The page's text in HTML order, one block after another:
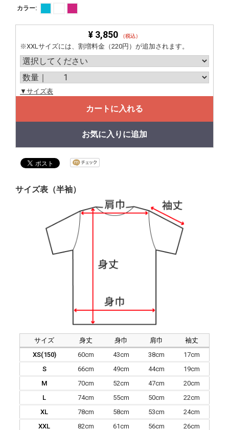
カラー:
¥ 3,850 （税込）
※XXLサイズには、割増料金（220円）が追加されます。
▼サイズ表
カートに入れる
お気に入りに追加
サイズ表（半袖）
サイズ 身丈 身巾 肩巾
袖丈
XS(150)
60cm 43cm 38cm
17cm
S
66cm 49cm 44cm
19cm
M
70cm 52cm 47cm
20cm
L
74cm 55cm 50cm
22cm
XL
78cm 58cm 53cm
24cm
XXL
82cm 61cm 56cm 26cm